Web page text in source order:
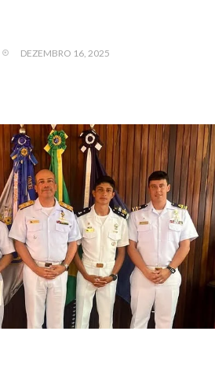
DEZEMBRO 16, 2025